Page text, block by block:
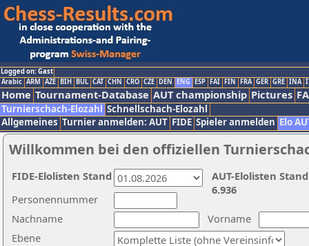
Logged on: Gast
Arabic ARM AZE BIH BUL CAT CHN CRO CZE DEN ENG ESP FAI FIN FRA GER GRE INA
Home Tournament-Database AUT championship Pictures
Turnierschach-Elozahl Schnellschach-Elozahl
Allgemeines Turnier anmelden: AUT FIDE Spieler anmelden Elo
Willkommen bei den offiziellen
Nachname
Vorname
Ebene
Personennummer
AUT-Elolisten
6.936
FIDE-Elolisten Stand